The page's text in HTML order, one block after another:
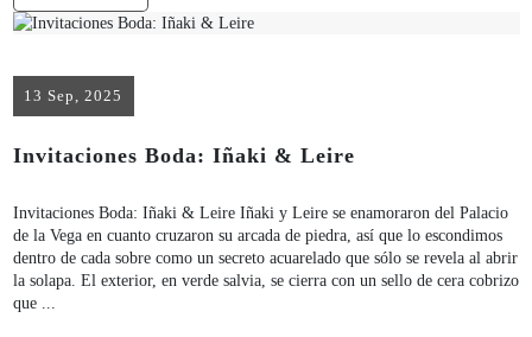
13 Sep, 2025
Invitaciones Boda: Iñaki & Leire
Invitaciones Boda: Iñaki & Leire Iñaki y Leire se enamoraron del Palacio
de la Vega en cuanto cruzaron su arcada de piedra, así que lo escondimos
dentro de cada sobre como un secreto acuarelado que sólo se revela al abrir
la solapa. El exterior, en verde salvia, se cierra con un sello de cera cobrizo
que ...